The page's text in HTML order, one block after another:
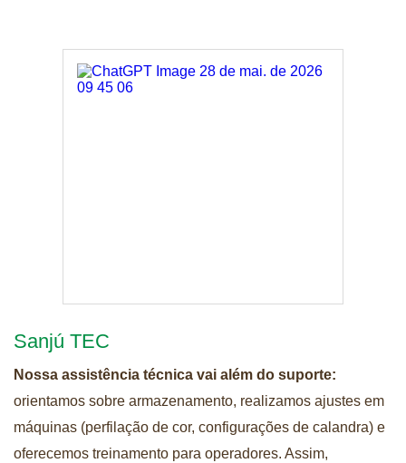
Sanjú TEC
Nossa assistência técnica vai além do suporte:
orientamos sobre armazenamento, realizamos ajustes em
máquinas (perfilação de cor, configurações de calandra) e
oferecemos treinamento para operadores. Assim,